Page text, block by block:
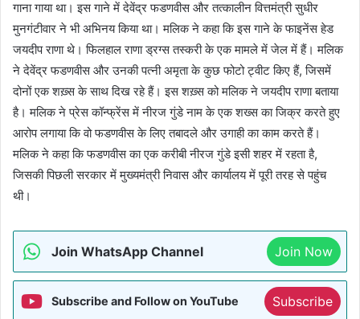
गाना गाया था। इस गाने में देवेंद्र फडणवीस और तत्कालीन वित्तमंत्री सुधीर
मुनगंटीवार ने भी अभिनय किया था। मलिक ने कहा कि इस गाने के फाइनेंस हेड
जयदीप राणा थे। फिलहाल राणा ड्रग्स तस्करी के एक मामले में जेल में हैं। मलिक
ने देवेंद्र फडणवीस और उनकी पत्नी अमृता के कुछ फोटो ट्वीट किए हैं,जिसमें
दोनों एक शख़्स के साथ दिख रहे हैं। इस शख़्स को मलिक ने जयदीप राणा बताया
है। मलिक ने प्रेस कॉन्फ्रेंस में नीरज गुंडे नाम के एक शख्स का जिक्र करते हुए
आरोप लगाया कि वो फडणवीस के लिए तबादले और उगाही का काम करते हैं।
मलिक ने कहा कि फडणवीस का एक करीबी नीरज गुंडे इसी शहर में रहता है,
जिसकी पिछली सरकार में मुख्यमंत्री निवास और कार्यालय में पूरी तरह से पहुंच
थी।
Join WhatsApp Channel Join Now
Subscribe and Follow on YouTube Subscribe